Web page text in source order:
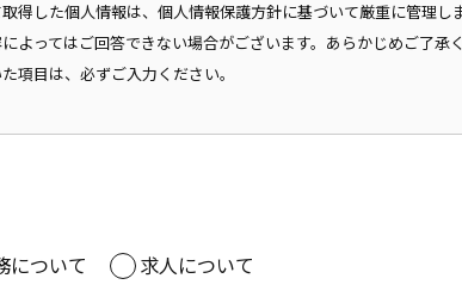
得した個人情報は、個人情報保護方針に基づいて厳重に管理しま
よってはご回答できない場合がございます。あらかじめご了承く
項目は、必ずご入力ください。
について 求人について